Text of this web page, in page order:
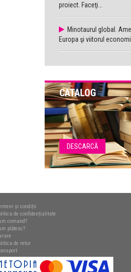
proiect. Faceţi...
Minotaurul global.
Europa şi viitorul
CATALOG
DESCARCĂ
și condiții
de confidențialitate
comand?
plătesc?
de retur